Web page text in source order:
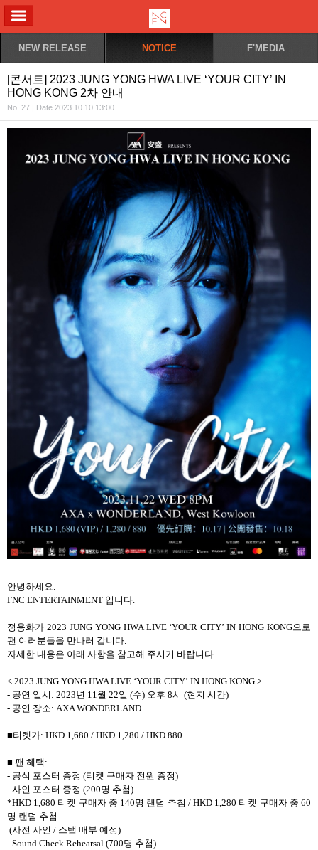
NEW RELEASE NOTICE F'MEDIA
[콘서트] 2023 JUNG YONG HWA LIVE ‘YOUR CITY’ IN
HONG KONG 2차 안내
No. 27 | Date 2023.10.10 13:00
안녕하세요
FNC ENTERTAINMENT 입니다
정용화가 2023 JUNG YONG HWA LIVE ‘YOUR CITY’ IN HONG KONG으로
팬 여러분들을 만나러 갑니다
자세한 내용은 아래 사항을 참고해 주시기 바랍니다
< 2023 JUNG YONG HWA LIVE ‘YOUR CITY’ IN HONG KONG >
- 공연 일시 : 2023년 11 월 22일 (수) 오후 8시 (현지 시간)
- 공연 장소: AXA WONDERLAND
■티켓가: HKD 1,680 / HKD 1,280 / HKD 880
■ 팬 혜택 :
- 공식 포스터 증정 (티켓 구매자 전원 증정)
- 사인 포스터 증정 (200명 추첨)
*HKD 1,680 티켓 구매자 중 140명 랜덤 추첨 / HKD 1,280 티켓 구매자 중60
명 랜덤 추첨
(사전 사인 / 스탭 배부 예정)
- Sound Check Rehearsal (700명 추첨)